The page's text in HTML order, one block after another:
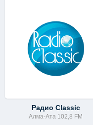
Радио Classic
Алма-Ата 102,8 FM